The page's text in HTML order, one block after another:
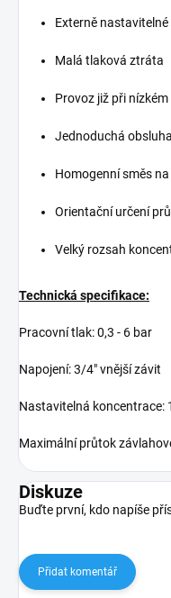
Externě
Malá tlaková ztráta
Provoz již při
Jednoduchá
Homogenní směs
Orientační určení
Velký rozsah
Technická specifikace:
Pracovní tlak: 0,3 - 6 bar
Napojení: 3/4" vnější závit
Nastavitelná koncentrace:
Maximální průtok
Diskuze
Buďte první, kdo napíše
Přidat komentář